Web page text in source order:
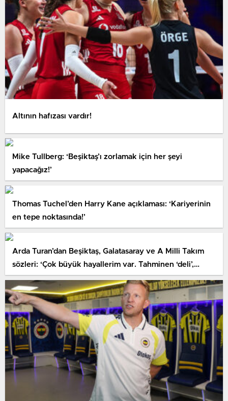
Altının hafızası vardır!
Mike Tullberg: ‘Beşiktaş’ı zorlamak için her şeyi
yapacağız!’
Thomas Tuchel’den Harry Kane açıklaması: ‘Kariyerinin
en tepe noktasında!’
Arda Turan’dan Beşiktaş, Galatasaray ve A Milli Takım
sözleri: ‘Çok büyük hayallerim var. Tahminen ‘deli’,
tahminen de ‘hayalperest’ dersiniz…’